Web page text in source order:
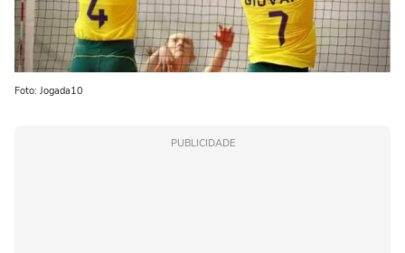
Foto: Jogada10
PUBLICIDADE